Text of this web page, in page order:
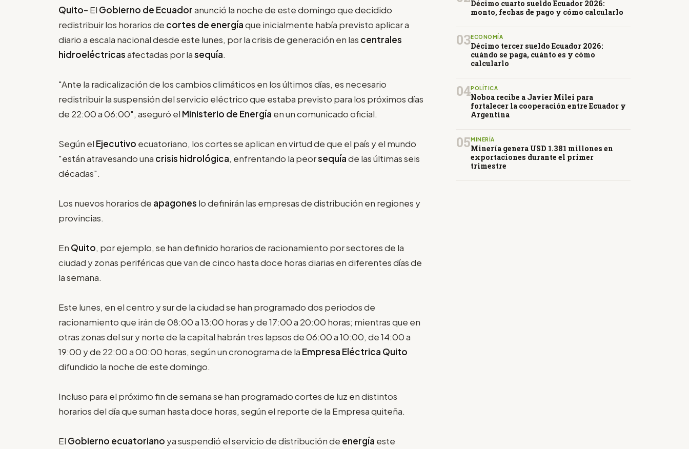
Quito- El Gobierno de Ecuadoranunció la noche de este domingo que decidido
redistribuir los horarios de cortes de energíaque inicialmente había previsto aplicar a
diario a escala nacional desde este lunes, por la crisis de generación en las centrales
hidroeléctricasafectadas por lasequía.
"Ante la radicalización de los cambios climáticos en los últimos días, es necesario
redistribuir la suspensión del servicio eléctrico que estaba previsto para los próximos días
de 22:00 a 06:00", aseguró el Ministerio de Energía en un comunicado oficial.
Según el Ejecutivo ecuatoriano, los cortes se aplican en virtud de que el país y el mundo
"están atravesando una crisis hidrológica, enfrentando la peorsequíade las últimas seis
décadas".
Los nuevos horarios de apagones lo definirán las empresas de distribución en regiones y
provincias.
En Quito, por ejemplo, se han definido horarios de racionamiento por sectores de la
ciudad y zonas periféricas que van de cinco hasta doce horas diarias en diferentes días de
la semana.
Este lunes, en el centro y sur de la ciudad se han programado dos periodos de
racionamiento que irán de 08:00 a 13:00 horas y de 17:00 a 20:00 horas; mientras que en
otras zonas del sur y norte de la capital habrán tres lapsos de 06:00 a 10:00, de 14:00 a
19:00 y de 22:00 a 00:00 horas, según un cronograma de la Empresa Eléctrica Quito
difundido la noche de este domingo.
Incluso para el próximo fin de semana se han programado cortes de luz en distintos
horarios del día que suman hasta doce horas, según el reporte de la Empresa quiteña.
El Gobierno ecuatoriano ya suspendió el servicio de distribución de energía este
Décimo cuarto sueldo Ecuador 2026:
monto, fechas de pago y cómo calcularlo
03ECONOMÍA
Décimo tercer sueldo Ecuador 2026:
cuándo se paga, cuánto es y cómo
calcularlo
04POLÍTICA
Noboa recibe a Javier Milei para
fortalecer la cooperación entre Ecuador y
Argentina
05 MINERÍA
Minería genera USD 1.381 millones en
exportaciones durante el primer
trimestre